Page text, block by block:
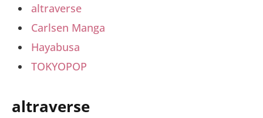
altraverse
Carlsen Manga
Hayabusa
TOKYOPOP
altraverse